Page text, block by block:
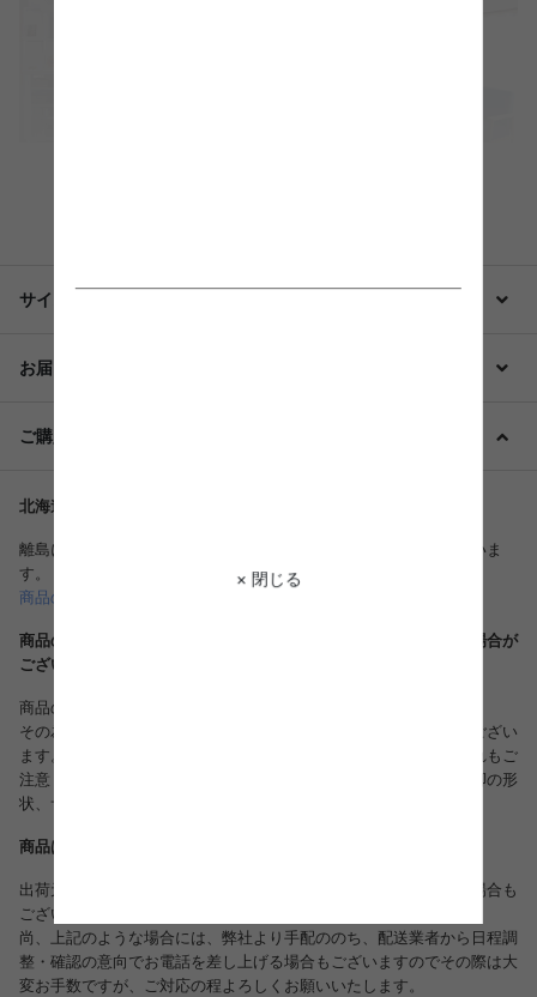
× 閉じる
サイズ・仕様・備考
お届け・配送
ご購入前に必ずご確認ください
北海道・沖縄・離島は別途配送料が発生する場合がございます。
離島につきましては、さらに別途中継配送料がかかる場合がございま
す。
商品の送料、配送について詳しくはこちら
商品のデザインは、品質に差し支えない程度に予告なく変更する場合が
ございます。
商品の仕様は随時改善されております。
その為、入荷時により多少のデザイン変更が行われている場合がござい
ます。リピート注文等で同様の商品をご希望される方は、くれぐれもご
注意ください。生産国、各部品、ネジカバー等の色や形、縫製、脚の形
状、サイズなどに若干の誤差がある場合がございます。
商品は複数の倉庫より出荷させていただいております。
出荷元によりましては、お届け日時のご指定を承る事が出来ない場合も
ございますので、予めご了承くださいませ。
尚、上記のような場合には、弊社より手配ののち、配送業者から日程調
整・確認の意向でお電話を差し上げる場合もございますのでその際は大
変お手数ですが、ご対応の程よろしくお願いいたします。